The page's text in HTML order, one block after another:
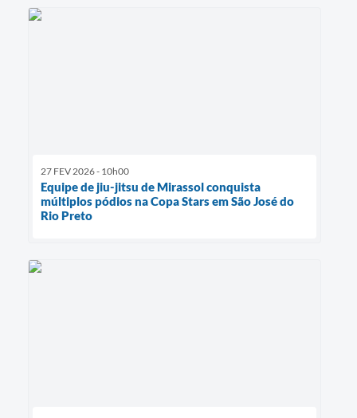
27 FEV 2026 - 10h00
Equipe de jiu-jitsu de Mirassol conquista
múltiplos pódios na Copa Stars em São José do
Rio Preto